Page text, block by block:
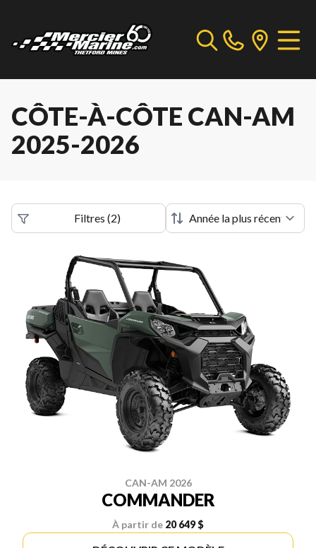
CÔTE-À-CÔTE CAN-AM
2025-2026
Filtres (2)
CAN-AM 2026
COMMANDER
À partir de 20 649 $